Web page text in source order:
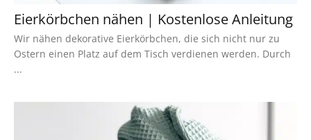
Eierkörbchen nähen | Kostenlose Anleitung
Wir nähen dekorative Eierkörbchen, die sich nicht nur zu
Ostern einen Platz auf dem Tisch verdienen werden. Durch
...